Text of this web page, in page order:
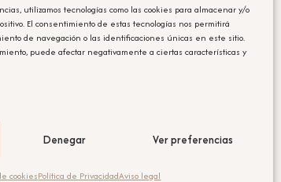
utilizamos tecnologías como las cookies para almacenar y/o
El consentimiento de estas tecnologías nos permitirá
de navegación o las identificaciones únicas en este sitio.
puede afectar negativamente a ciertas características y
Denegar Ver preferencias
cookiesPolítica de PrivacidadAviso legal
Acepto lapolítica de privacidad.
Obtener el cupón